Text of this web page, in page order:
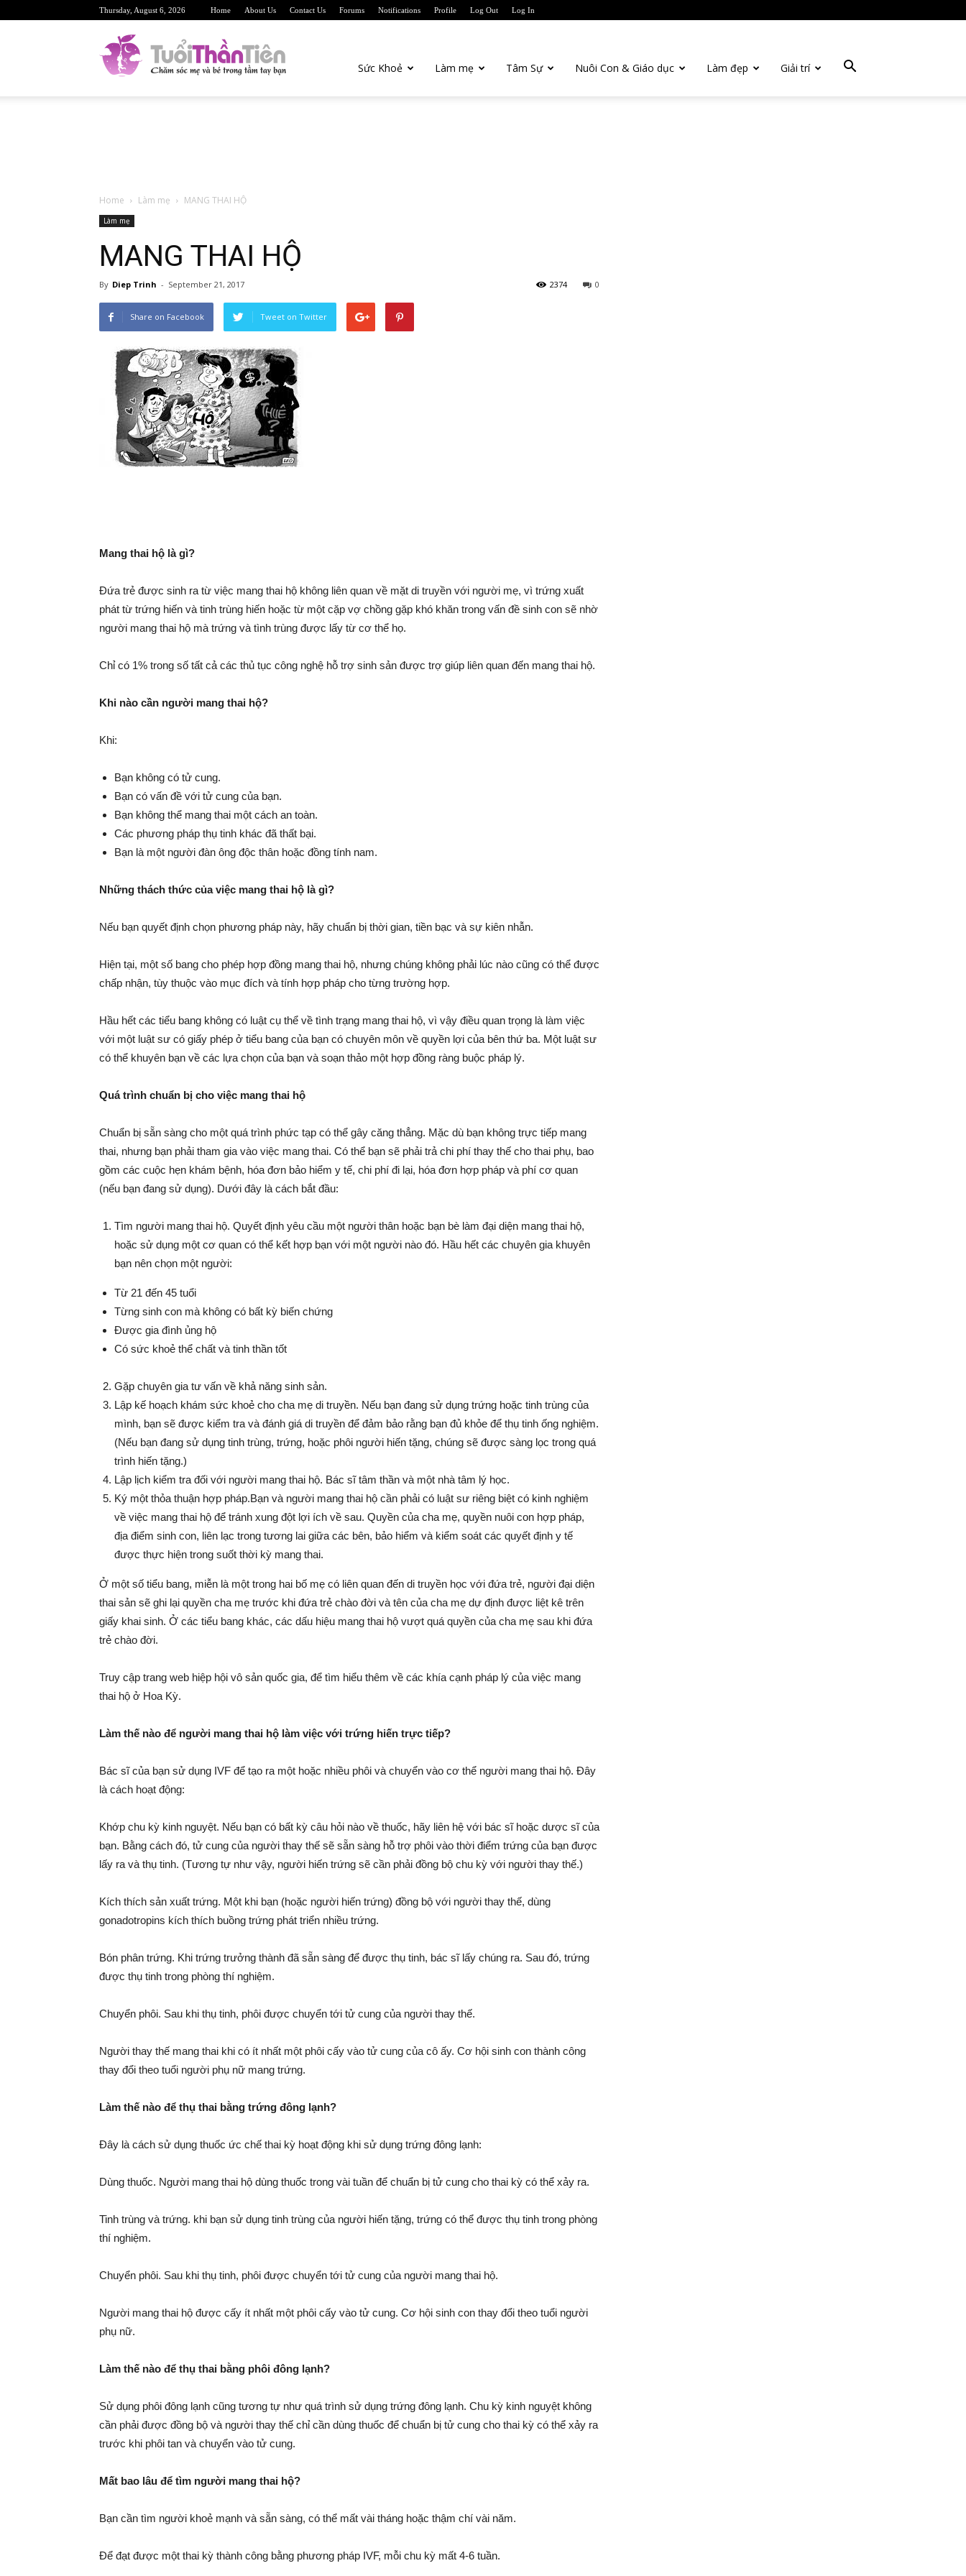
Thursday, August 6, 2026 Home About Us Contact Us Forums Notifications Profile Log Out Log In
khỏe
cho
và
bé
Sức Khoẻ Làm mẹ Tâm Sự Nuôi Con & Giáo dục Làm đẹp Giải trí
Home Làm mẹ MANG THAI HỘ
Làm mẹ
MANG THAI HỘ
By Diep Trinh - September 21, 2017 0
2374
Share on Facebook Tweet on Twitter
Mang thai hộ là gì?
Đứa trẻ được sinh ra từ việc mang thai hộ không liên quan về mặt di truyền với người mẹ, vì trứng xuất
phát từ trứng hiến và tinh trùng hiến hoặc từ một cặp vợ chồng gặp khó khăn trong vấn đề sinh con sẽ nhờ
người mang thai hộ mà trứng và tình trùng được lấy từ cơ thể họ.
Chỉ có 1% trong số tất cả các thủ tục công nghệ hỗ trợ sinh sản được trợ giúp liên quan đến mang thai hộ.
Khi nào cần người mang thai hộ?
Khi:
Bạn không có tử cung.
Bạn có vấn đề với tử cung của bạn.
Bạn không thể mang thai một cách an toàn.
Các phương pháp thụ tinh khác đã thất bại.
Bạn là một người đàn ông độc thân hoặc đồng tính nam.
Những thách thức của việc mang thai hộ là gì?
Nếu bạn quyết định chọn phương pháp này, hãy chuẩn bị thời gian, tiền bạc và sự kiên nhẫn.
Hiện tại, một số bang cho phép hợp đồng mang thai hộ, nhưng chúng không phải lúc nào cũng có thể được
chấp nhận, tùy thuộc vào mục đích và tính hợp pháp cho từng trường hợp.
Hầu hết các tiểu bang không có luật cụ thể về tình trạng mang thai hộ, vì vậy điều quan trọng là làm việc
với một luật sư có giấy phép ở tiểu bang của bạn có chuyên môn về quyền lợi của bên thứ ba. Một luật sư
có thể khuyên bạn về các lựa chọn của bạn và soạn thảo một hợp đồng ràng buộc pháp lý.
Quá trình chuẩn bị cho việc mang thai hộ
Chuẩn bị sẵn sàng cho một quá trình phức tạp có thể gây căng thẳng. Mặc dù bạn không trực tiếp mang
thai, nhưng bạn phải tham gia vào việc mang thai. Có thể bạn sẽ phải trả chi phí thay thế cho thai phụ, bao
gồm các cuộc hẹn khám bệnh, hóa đơn bảo hiểm y tế, chi phí đi lại, hóa đơn hợp pháp và phí cơ quan
(nếu bạn đang sử dụng). Dưới đây là cách bắt đầu:
Tìm người mang thai hộ. Quyết định yêu cầu một người thân hoặc bạn bè làm đại diện mang thai hộ,
hoặc sử dụng một cơ quan có thể kết hợp bạn với một người nào đó. Hầu hết các chuyên gia khuyên
bạn nên chọn một người:
Từ 21 đến 45 tuổi
Từng sinh con mà không có bất kỳ biến chứng
Được gia đình ủng hộ
Có sức khoẻ thể chất và tinh thần tốt
Gặp chuyên gia tư vấn về khả năng sinh sản.
Lập kế hoạch khám sức khoẻ cho cha mẹ di truyền. Nếu bạn đang sử dụng trứng hoặc tinh trùng của
mình, bạn sẽ được kiểm tra và đánh giá di truyền để đảm bảo rằng bạn đủ khỏe để thụ tinh ống nghiệm.
(Nếu bạn đang sử dụng tinh trùng, trứng, hoặc phôi người hiến tặng, chúng sẽ được sàng lọc trong quá
trình hiến tặng.)
Lập lịch kiểm tra đối với người mang thai hộ. Bác sĩ tâm thần và một nhà tâm lý học.
Ký một thỏa thuận hợp pháp.Bạn và người mang thai hộ cần phải có luật sư riêng biệt có kinh nghiệm
về việc mang thai hộ để tránh xung đột lợi ích về sau. Quyền của cha mẹ, quyền nuôi con hợp pháp,
địa điểm sinh con, liên lạc trong tương lai giữa các bên, bảo hiểm và kiểm soát các quyết định y tế
được thực hiện trong suốt thời kỳ mang thai.
Ở một số tiểu bang, miễn là một trong hai bố mẹ có liên quan đến di truyền học với đứa trẻ, người đại diện
thai sản sẽ ghi lại quyền cha mẹ trước khi đứa trẻ chào đời và tên của cha mẹ dự định được liệt kê trên
giấy khai sinh. Ở các tiểu bang khác, các dấu hiệu mang thai hộ vượt quá quyền của cha mẹ sau khi đứa
trẻ chào đời.
Truy cập trang web hiệp hội vô sản quốc gia, để tìm hiểu thêm về các khía cạnh pháp lý của việc mang
thai hộ ở Hoa Kỳ.
Làm thế nào để người mang thai hộ làm việc với trứng hiến trực tiếp?
Bác sĩ của bạn sử dụng IVF để tạo ra một hoặc nhiều phôi và chuyển vào cơ thể người mang thai hộ. Đây
là cách hoạt động:
Khớp chu kỳ kinh nguyệt. Nếu bạn có bất kỳ câu hỏi nào về thuốc, hãy liên hệ với bác sĩ hoặc dược sĩ của
bạn. Bằng cách đó, tử cung của người thay thế sẽ sẵn sàng hỗ trợ phôi vào thời điểm trứng của bạn được
lấy ra và thụ tinh. (Tương tự như vậy, người hiến trứng sẽ cần phải đồng bộ chu kỳ với người thay thế.)
Kích thích sản xuất trứng. Một khi bạn (hoặc người hiến trứng) đồng bộ với người thay thế, dùng
gonadotropins kích thích buồng trứng phát triển nhiều trứng.
Bón phân trứng. Khi trứng trưởng thành đã sẵn sàng để được thụ tinh, bác sĩ lấy chúng ra. Sau đó, trứng
được thụ tinh trong phòng thí nghiệm.
Chuyển phôi. Sau khi thụ tinh, phôi được chuyển tới tử cung của người thay thế.
Người thay thế mang thai khi có ít nhất một phôi cấy vào tử cung của cô ấy. Cơ hội sinh con thành công
thay đổi theo tuổi người phụ nữ mang trứng.
Làm thế nào để thụ thai bằng trứng đông lạnh?
Đây là cách sử dụng thuốc ức chế thai kỳ hoạt động khi sử dụng trứng đông lạnh:
Dùng thuốc. Người mang thai hộ dùng thuốc trong vài tuần để chuẩn bị tử cung cho thai kỳ có thể xảy ra.
Tinh trùng và trứng. khi bạn sử dụng tinh trùng của người hiến tặng, trứng có thể được thụ tinh trong phòng
thí nghiệm.
Chuyển phôi. Sau khi thụ tinh, phôi được chuyển tới tử cung của người mang thai hộ.
Người mang thai hộ được cấy ít nhất một phôi cấy vào tử cung. Cơ hội sinh con thay đổi theo tuổi người
phụ nữ.
Làm thế nào để thụ thai bằng phôi đông lạnh?
Sử dụng phôi đông lạnh cũng tương tự như quá trình sử dụng trứng đông lạnh. Chu kỳ kinh nguyệt không
cần phải được đồng bộ và người thay thế chỉ cần dùng thuốc để chuẩn bị tử cung cho thai kỳ có thể xảy ra
trước khi phôi tan và chuyển vào tử cung.
Mất bao lâu để tìm người mang thai hộ?
Bạn cần tìm người khoẻ mạnh và sẵn sàng, có thể mất vài tháng hoặc thậm chí vài năm.
Để đạt được một thai kỳ thành công bằng phương pháp IVF, mỗi chu kỳ mất 4-6 tuần.